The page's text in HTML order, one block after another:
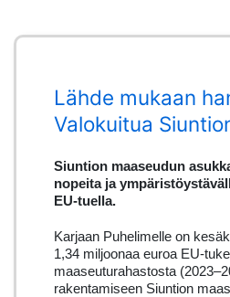
Lähde mukaan
Valokuitua
Siuntion maaseudun
nopeita ja
EU-tuella.
Karjaan Puhelimelle on
1,34 miljoonaa euroa EU-
maaseuturahastosta
rakentamiseen Siuntion